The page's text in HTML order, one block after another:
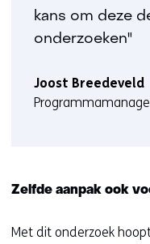
kans om deze
onderzoeken"
Joost Breedeveld
Zelfde aanpak ook
Met dit onderzoek